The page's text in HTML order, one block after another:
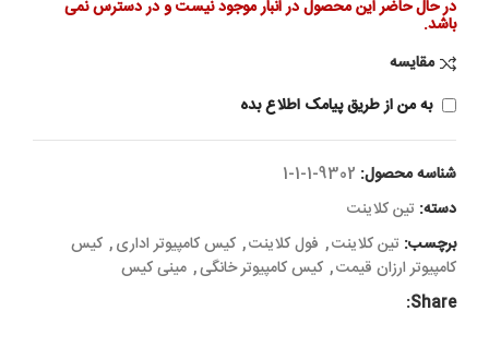
در حال حاضر این محصول در انبار موجود نیست و در دسترس نمی
باشد.
مقایسه
به من از طریق پیامک اطلاع بده
شناسه محصول: 9302-1-1-1
دسته: تین کلاینت
برچسب: تین کلاینت, فول کلاینت, کیس کامپیوتر اداری, کیس
کامپیوتر ارزان قیمت, کیس کامپیوتر خانگی, مینی کیس
Share: